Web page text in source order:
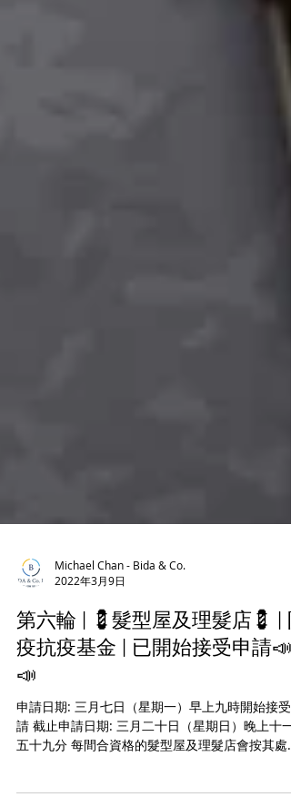
Michael Chan - Bida & Co.
2022年3月9日
第六輪 | 💈髮型屋及理髮店💈 |
疫抗疫基金 | 已開始接受申請📣
📣
申請日期: 三月七日（星期一）早上九時開始接受